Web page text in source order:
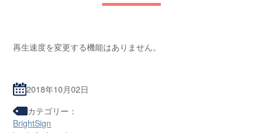
再生速度を変更する機能はありません。
2018年10月02日
カテゴリー：
BrightSign